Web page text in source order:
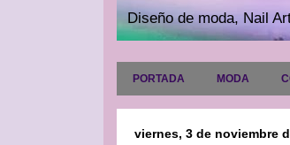
Diseño de moda, Nail
PORTADA MODA
viernes, 3 de noviembre